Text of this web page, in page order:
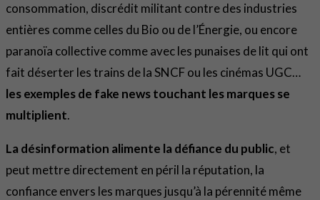
consommation, discrédit militant contre des industries
entières comme celles du Bio ou de l’Énergie, ou encore
paranoïa collective comme avec les punaises de lit qui ont
fait déserter les trains de la SNCF ou les cinémas UGC…
les exemples de fake news touchant les marques se
multiplient.
La désinformation alimente la défiance du public, et
peut mettre directement en péril la réputation, la
confiance envers les marques jusqu’à la pérennité même